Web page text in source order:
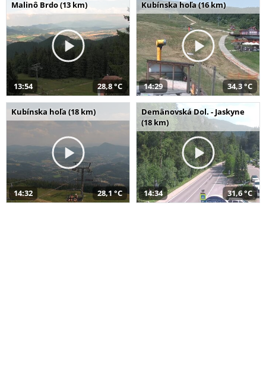
Malinô Brdo (13 km)
13:54 28,8 °C
Kubínska hoľa (16 km)
14:29 34,3 °C
Kubínska hoľa (18 km)
14:32 28,1 °C
Demänovská Dol. - Jaskyne
(18 km)
14:34 31,6 °C